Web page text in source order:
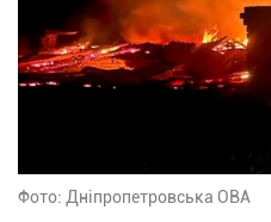
Фото: Дніпропетровська ОВА